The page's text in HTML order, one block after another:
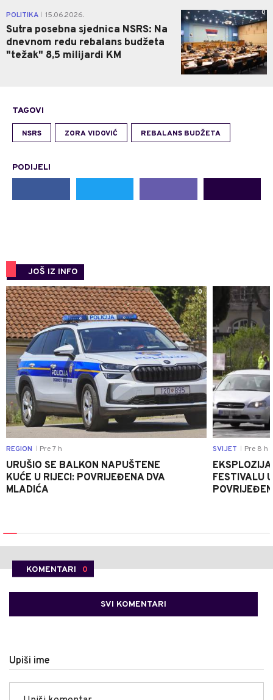
POLITIKA 15.06.2026.
Sutra posebna sjednica NSRS: Na
dnevnom redu rebalans budžeta
"težak" 8,5 milijardi KM
0
TAGOVI
NSRS ZORA VIDOVIĆ REBALANS BUDŽETA
PODIJELI
JOŠ IZ INFO
0
REGION Pre 7 h
URUŠIO SE BALKON NAPUŠTENE
KUĆE U RIJECI: POVRIJEĐENA DVA
MLADIĆA
SVIJET Pre 8 h
FESTIVALU
KOMENTARI 0
SVI KOMENTARI
Upiši ime